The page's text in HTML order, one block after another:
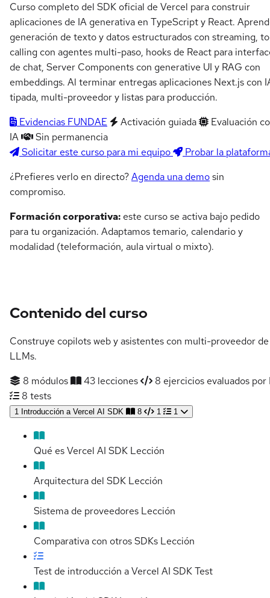
Curso completo del SDK oficial de Vercel para construir
aplicaciones de IA generativa en TypeScript y React.
generación de texto y datos estructurados con streaming,
calling con agentes multi-paso, hooks de React para
de chat, Server Components con generative UI y RAG con
embeddings. Al terminar entregas aplicaciones Next.js con
tipada, multi-proveedor y listas para producción.
Evidencias FUNDAE
Activación guiada
Evaluación
IA
Sin permanencia
Solicitar este curso para mi equipo
Probar la
¿Prefieres verlo en directo?Agenda una demosin
compromiso.
Formación corporativa: este curso se activa bajo pedido
para tu organización. Adaptamos temario, calendario y
modalidad (teleformación, aula virtual o mixto).
Contenido del curso
Construye copilots web y asistentes con multi-proveedor de
LLMs.
8 módulos
43 lecciones
8 ejercicios evaluados por
8 tests
1 Introducción a Vercel AI SDK 8 1 1
Qué es Vercel AI SDK Lección
Arquitectura del SDK Lección
Sistema de proveedores Lección
Comparativa con otros SDKs Lección
Test de introducción a Vercel AI SDKTest